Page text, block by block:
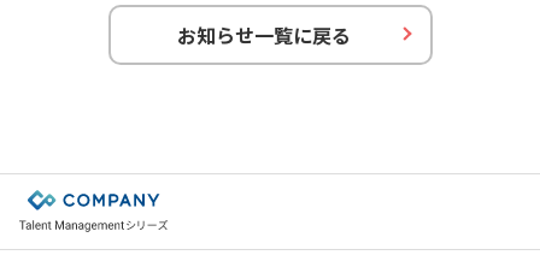
お知らせ一覧に戻る